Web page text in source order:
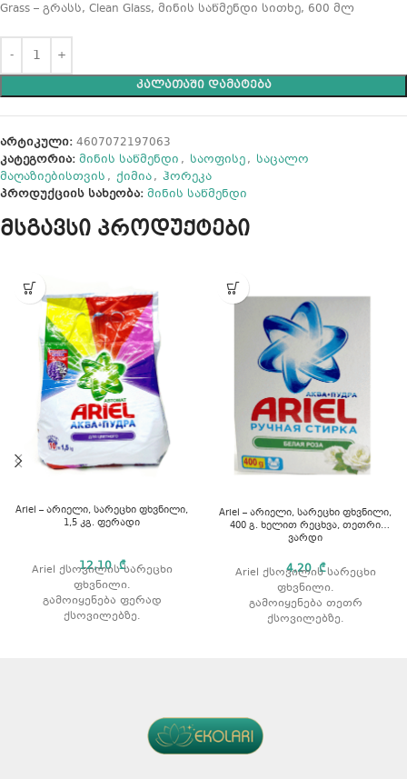
Grass – გრასს, Clean Glass, მინის საწმენდი სითხე, 600 მლ
ᲙᲐᲚᲐᲗᲐᲨᲘ ᲓᲐᲛᲐᲢᲔᲑᲐ
არტიკული: 4607072197063
კატეგორია: მინის საწმენდი , საოფისე, საცალო
მაღაზიებისთვის , ქიმია, ჰორეკა
პროდუქციის სახეობა: მინის საწმენდი
მსგავსი პროდუქტები
Ariel – არიელი, სარეცხი ფხვნილი,
1,5 კგ. ფერადი
12,10₾
Ariel ქსოვილის სარეცხი
ფხვნილი.
გამოიყენება ფერად
ქსოვილებზე.
Ariel – არიელი, სარეცხი ფხვნილი,
400 გ. ხელით რეცხვა, თეთრი
ვარდი
4,20₾
Ariel ქსოვილის სარეცხი
ფხვნილი.
გამოიყენება თეთრ
ქსოვილებზე.
მოცულობა: 400 გ.
გამოყენების წესი